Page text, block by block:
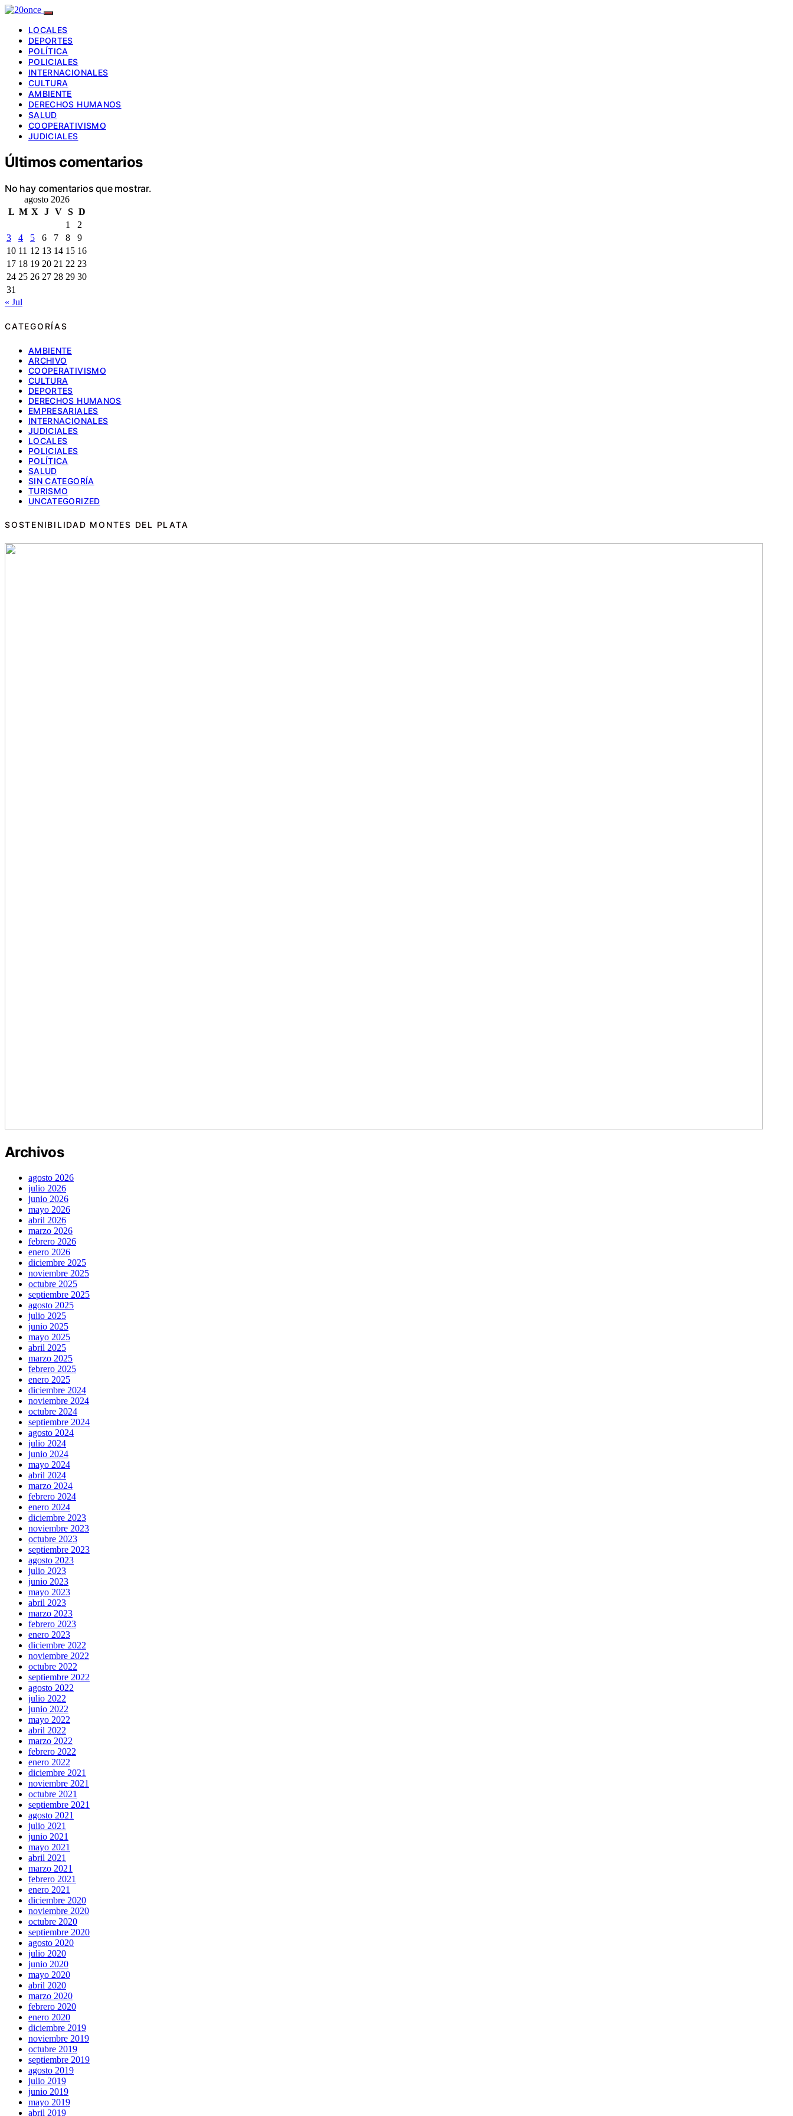
LOCALES
DEPORTES
POLÍTICA
POLICIALES
INTERNACIONALES
CULTURA
AMBIENTE
DERECHOS HUMANOS
SALUD
COOPERATIVISMO
JUDICIALES
Últimos comentarios
No hay comentarios que mostrar.
agosto 2026
L M X J V S D
1
2
3
4 5 6 7 8
9
10 11 12 13 14 15 16
17 18 19 20 21 22 23
24 25 26 27 28 29 30
31
« Jul
CATEGORÍAS
AMBIENTE
ARCHIVO
COOPERATIVISMO
CULTURA
DEPORTES
DERECHOS HUMANOS
EMPRESARIALES
INTERNACIONALES
JUDICIALES
LOCALES
POLICIALES
POLÍTICA
SALUD
SIN CATEGORÍA
TURISMO
UNCATEGORIZED
SOSTENIBILIDAD MONTES DEL PLATA
Archivos
agosto 2026
julio 2026
junio 2026
mayo 2026
abril 2026
marzo 2026
febrero 2026
enero 2026
diciembre 2025
noviembre 2025
octubre 2025
septiembre 2025
agosto 2025
julio 2025
junio 2025
mayo 2025
abril 2025
marzo 2025
febrero 2025
enero 2025
diciembre 2024
noviembre 2024
octubre 2024
septiembre 2024
agosto 2024
julio 2024
junio 2024
mayo 2024
abril 2024
marzo 2024
febrero 2024
enero 2024
diciembre 2023
noviembre 2023
octubre 2023
septiembre 2023
agosto 2023
julio 2023
junio 2023
mayo 2023
abril 2023
marzo 2023
febrero 2023
enero 2023
diciembre 2022
noviembre 2022
octubre 2022
septiembre 2022
agosto 2022
julio 2022
junio 2022
mayo 2022
abril 2022
marzo 2022
febrero 2022
enero 2022
diciembre 2021
noviembre 2021
octubre 2021
septiembre 2021
agosto 2021
julio 2021
junio 2021
mayo 2021
abril 2021
marzo 2021
febrero 2021
enero 2021
diciembre 2020
noviembre 2020
octubre 2020
septiembre 2020
agosto 2020
julio 2020
junio 2020
mayo 2020
abril 2020
marzo 2020
febrero 2020
enero 2020
diciembre 2019
noviembre 2019
octubre 2019
septiembre 2019
agosto 2019
julio 2019
junio 2019
mayo 2019
abril 2019